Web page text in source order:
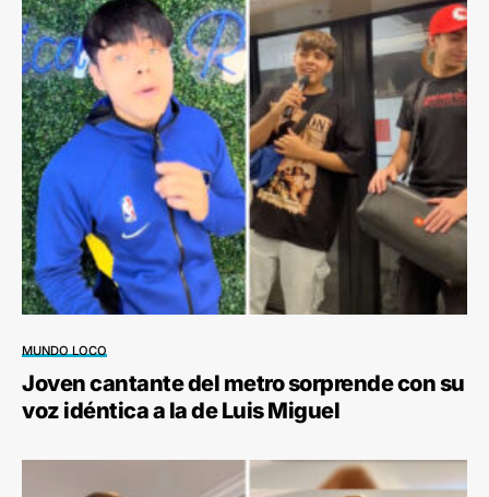
MUNDO LOCO
Joven cantante del metro sorprende con su
voz idéntica a la de Luis Miguel